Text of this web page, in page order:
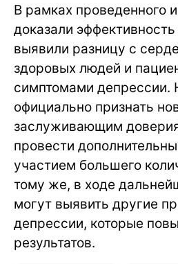
В рамках проведенного
доказали
выявили разницу с
здоровых людей и
симптомами депрессии.
официально признать
заслуживающим
провести
участием большего
тому же, в ходе
могут выявить другие
депрессии, которые
результатов.